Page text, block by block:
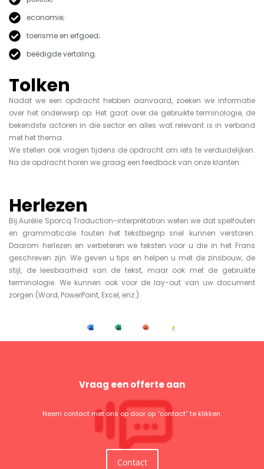
economie;
toerisme en erfgoed;
beëdigde vertaling.
Tolken
Nadat we een opdracht hebben aanvaard, zoeken we informatie
over het onderwerp op. Het gaat over de gebruikte terminologie, de
bekendste actoren in die sector en alles wat relevant is in verband
met het thema.
We stellen ook vragen tijdens de opdracht om iets te verduidelijken.
Na de opdracht horen we graag een feedback van onze klanten.
Herlezen
Bij Aurélie Sporcq Traduction-interprétation weten we dat spelfouten
en grammaticale fouten het tekstbegrip snel kunnen verstoren.
Daarom herlezen en verbeteren we teksten voor u die in het Frans
geschreven zijn. We geven u tips en helpen u met de zinsbouw, de
stijl, de leesbaarheid van de tekst, maar ook met de gebruikte
terminologie. We kunnen ook voor de lay-out van uw document
zorgen (Word, PowerPoint, Excel, enz.).
Vraag een offerte aan
Neem contact met ons op door op “contact” te klikken.
Contact